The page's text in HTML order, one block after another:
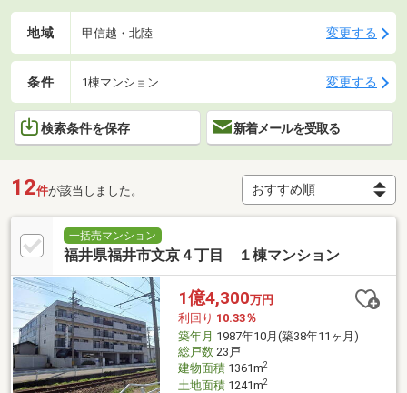
地域 甲信越・北陸 変更する
条件 1棟マンション 変更する
検索条件を保存 新着メールを受取る
12件が該当しました。
一括売マンション
福井県福井市文京４丁目 １棟マンション
1億4,300万円
利回り 10.33％
築年月 1987年10月(築38年11ヶ月)
総戸数23戸
建物面積1361m2
土地面積1241m2